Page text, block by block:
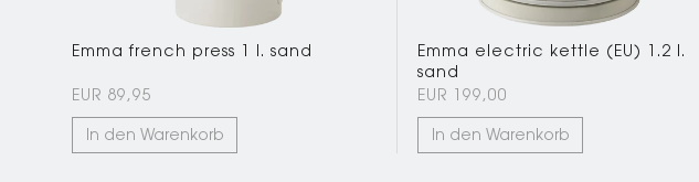
Emma french press 1 l. sand
EUR 89,95
In den Warenkorb
Emma electric kettle (EU) 1.2 l.
sand
EUR 199,00
In den Warenkorb